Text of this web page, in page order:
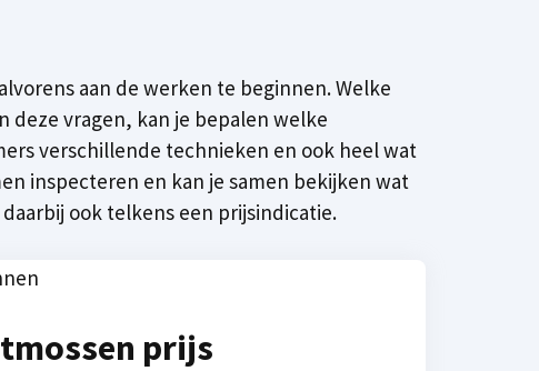
aan de werken te beginnen. Welke
deze vragen, kan je bepalen welke
verschillende technieken en ook heel wat
inspecteren en kan je samen bekijken wat
ook telkens een prijsindicatie.
prijs